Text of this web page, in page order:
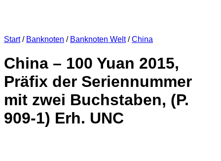
Start / Banknoten / Banknoten Welt / China
China – 100 Yuan 2015,
Präfix der Seriennummer
mit zwei Buchstaben, (P.
909-1) Erh. UNC